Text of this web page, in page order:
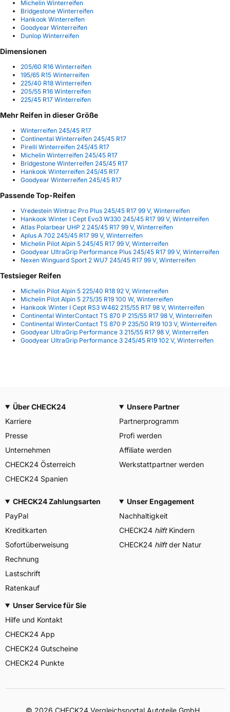
Michelin Winterreifen
Bridgestone Winterreifen
Hankook Winterreifen
Goodyear Winterreifen
Dunlop Winterreifen
Dimensionen
205/60 R16 Winterreifen
195/65 R15 Winterreifen
225/40 R18 Winterreifen
205/55 R16 Winterreifen
225/45 R17 Winterreifen
Mehr Reifen in dieser Größe
Winterreifen 245/45 R17
Continental Winterreifen 245/45 R17
Pirelli Winterreifen 245/45 R17
Michelin Winterreifen 245/45 R17
Bridgestone Winterreifen 245/45 R17
Hankook Winterreifen 245/45 R17
Goodyear Winterreifen 245/45 R17
Passende Top-Reifen
Vredestein Wintrac Pro Plus 245/45 R17 99 V, Winterreifen
Hankook Winter I Cept Evo3 W330 245/45 R17 99 V, Winterreifen
Atlas Polarbear UHP 2 245/45 R17 99 V, Winterreifen
Aplus A 702 245/45 R17 99 V, Winterreifen
Michelin Pilot Alpin 5 245/45 R17 99 V, Winterreifen
Goodyear UltraGrip Performance Plus 245/45 R17 99 V, Winterreifen
Nexen Winguard Sport 2 WU7 245/45 R17 99 V, Winterreifen
Testsieger Reifen
Michelin Pilot Alpin 5 225/40 R18 92 V, Winterreifen
Michelin Pilot Alpin 5 275/35 R19 100 W, Winterreifen
Hankook Winter I Cept RS3 W462 215/55 R17 98 V, Winterreifen
Continental WinterContact TS 870 P 215/55 R17 98 V, Winterreifen
Continental WinterContact TS 870 P 235/50 R19 103 V, Winterreifen
Goodyear UltraGrip Performance 3 215/55 R17 98 V, Winterreifen
Goodyear UltraGrip Performance 3 245/45 R19 102 V, Winterreifen
Über CHECK24
Karriere
Presse
Unternehmen
CHECK24 Österreich
CHECK24 Spanien
Unsere Partner
Partnerprogramm
Profi werden
Affiliate werden
Werkstattpartner werden
CHECK24 Zahlungsarten
PayPal
Kreditkarten
Sofortüberweisung
Rechnung
Lastschrift
Ratenkauf
Unser Engagement
Nachhaltigkeit
CHECK24 hilftKindern
CHECK24 hilftder Natur
Unser Service für Sie
Hilfe und Kontakt
CHECK24 App
CHECK24 Gutscheine
CHECK24 Punkte
© 2026 CHECK24 Vergleichsportal Autoteile GmbH